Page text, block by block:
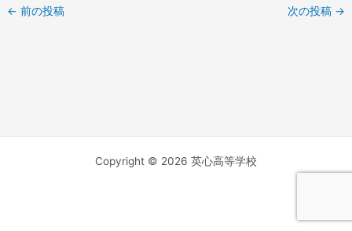
← 前の投稿 次の投稿 →
Copyright © 2026 英心高等学校